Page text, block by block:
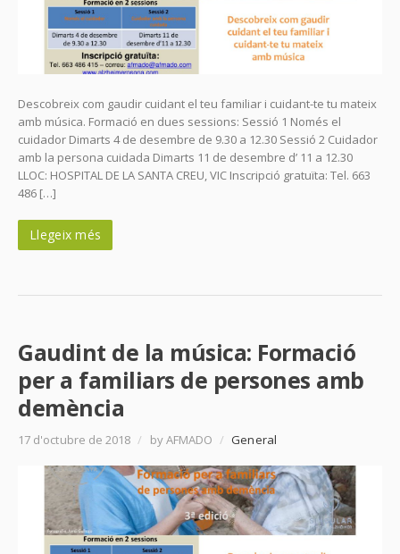
Descobreix com gaudir cuidant el teu familiar i cuidant-te tu mateix
amb música. Formació en dues sessions: Sessió 1 Només el
cuidador Dimarts 4 de desembre de 9.30 a 12.30 Sessió 2 Cuidador
amb la persona cuidada Dimarts 11 de desembre d’ 11 a 12.30
LLOC: HOSPITAL DE LA SANTA CREU, VIC Inscripció gratuïta: Tel. 663
486 […]
Llegeix més
Gaudint de la música: Formació
per a familiars de persones amb
demència
17 d'octubre de 2018 / by AFMADO / General